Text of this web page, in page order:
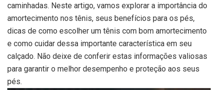
caminhadas. Neste artigo, vamos explorar a importância do
amortecimento nos tênis, seus benefícios para os pés,
dicas de como escolher um tênis com bom amortecimento
e como cuidar dessa importante característica em seu
calçado. Não deixe de conferir estas informações valiosas
para garantir o melhor desempenho e proteção aos seus
pés.